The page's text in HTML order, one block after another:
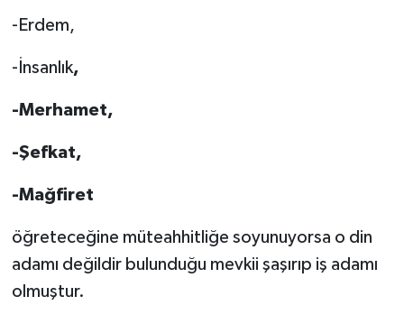
-Erdem,
-İnsanlık,
-Merhamet,
-Şefkat,
-Mağfiret
öğreteceğine müteahhitliğe soyunuyorsa o din
adamı değildir bulunduğu mevkii şaşırıp iş adamı
olmuştur.